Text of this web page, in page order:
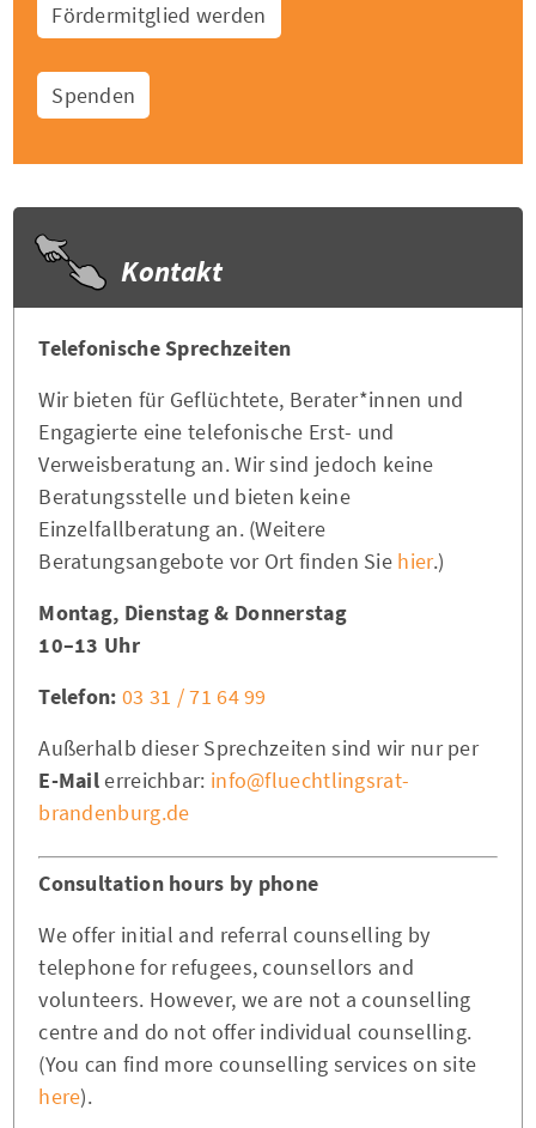
Fördermitglied werden
Spenden
Kontakt
Telefonische Sprechzeiten
Wir bieten für Geflüchtete, Berater*innen und
Engagierte eine telefonische Erst- und
Verweisberatung an. Wir sind jedoch keine
Beratungsstelle und bieten keine
Einzelfallberatung an. (Weitere
Beratungsangebote vor Ort finden Sie hier.)
Montag, Dienstag & Donnerstag
10–13 Uhr
Telefon: 03 31 / 71 64 99
Außerhalb dieser Sprechzeiten sind wir nur per
E-Mailerreichbar: info@fluechtlingsrat-
brandenburg.de
Consultation hours by phone
We offer initial and referral counselling by
telephone for refugees, counsellors and
volunteers. However, we are not a counselling
centre and do not offer individual counselling.
(You can find more counselling services on site
here).